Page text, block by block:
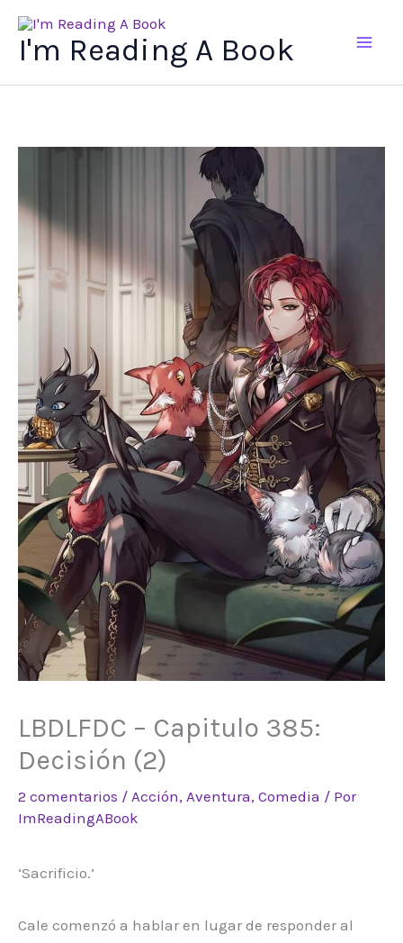
I'm Reading A Book
LBDLFDC – Capitulo 385:
Decisión (2)
2 comentarios / Acción, Aventura, Comedia / Por
ImReadingABook
‘Sacrificio.’
Cale comenzó a hablar en lugar de responder al